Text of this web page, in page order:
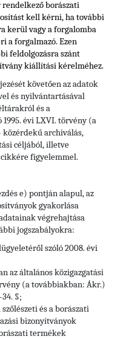
borászati
kell kérni, ha további
kerül vagy a forgalomba
a forgalmazó. Ezen
feldolgozásra szánt
kiállítási kérelméhez.
követően az adatok
és nyilvántartásával
és a
évi LXVI. törvény (a
közérdekű archiválás,
céljából, illetve
cikkére figyelemmel.
e) pontján alapul, az
gyakorlása
végrehajtása
jogszabályokra:
szóló 2008. évi
az általános közigazgatási
(a továbbiakban: Ákr.)
§;
és a borászati
bizonyítványok
termékek